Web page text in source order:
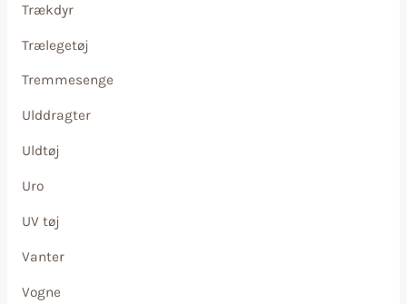
Trækdyr
Trælegetøj
Tremmesenge
Ulddragter
Uldtøj
Uro
UV tøj
Vanter
Vogne